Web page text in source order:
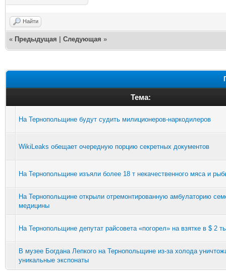
Найти
« Предыдущая Следующая »
Тема:
На Тернопольщине будут судить милиционеров-наркодилеров
WikiLeaks обещает очередную порцию секретных документов
На Тернопольщине изъяли более 18 т некачественного мяса и
На Тернопольщине открыли отремонтированную амбулаторию
медицины
На Тернопольщине депутат райсовета «погорел» на взятке в $ 2
В музее Богдана Лепкого на Тернопольщине из-за холода
уникальные экспонаты